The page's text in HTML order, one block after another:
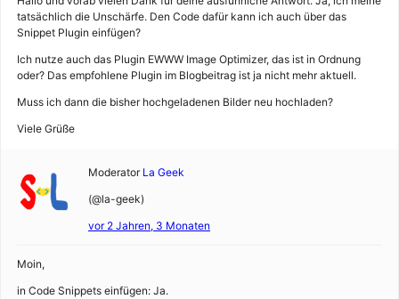
tatsächlich die Unschärfe. Den Code dafür kann ich auch über das
Snippet Plugin einfügen?
Ich nutze auch das Plugin EWWW Image Optimizer, das ist in Ordnung
oder? Das empfohlene Plugin im Blogbeitrag ist ja nicht mehr aktuell.
Muss ich dann die bisher hochgeladenen Bilder neu hochladen?
Viele Grüße
Moderator La Geek
(@la-geek)
vor 2 Jahren, 3 Monaten
Moin,
in Code Snippets einfügen: Ja.